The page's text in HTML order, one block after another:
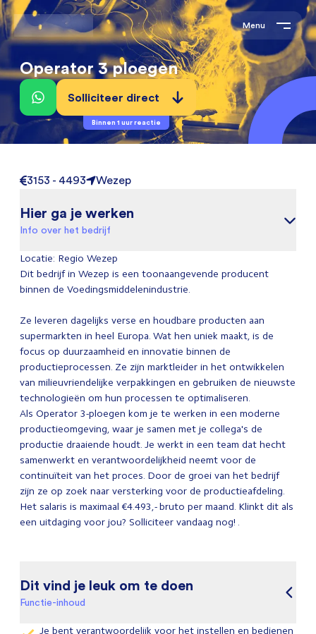
Menu
Operator 3 ploegen
Solliciteer direct
Binnen 1 uur reactie
3153 - 4493 Wezep
Hier ga je werken
Info over het bedrijf
Locatie: Regio Wezep
Dit bedrijf in Wezep is een toonaangevende producent
binnen de Voedingsmiddelenindustrie.
Ze leveren dagelijks verse en houdbare producten aan
supermarkten in heel Europa. Wat hen uniek maakt, is de
focus op duurzaamheid en innovatie binnen de
productieprocessen. Ze zijn marktleider in het ontwikkelen
van milieuvriendelijke verpakkingen en gebruiken de nieuwste
technologieën om hun processen te optimaliseren.
Als Operator 3-ploegen kom je te werken in een moderne
productieomgeving, waar je samen met je collega's de
productie draaiende houdt. Je werkt in een team dat hecht
samenwerkt en verantwoordelijkheid neemt voor de
continuïteit van het proces. Door de groei van het bedrijf
zijn ze op zoek naar versterking voor de productieafdeling.
Het salaris is maximaal €4.493,- bruto per maand. Klinkt dit als
een uitdaging voor jou? Solliciteer vandaag nog! .
Dit vind je leuk om te doen
Functie-inhoud
Je bent verantwoordelijk voor het instellen en bedienen